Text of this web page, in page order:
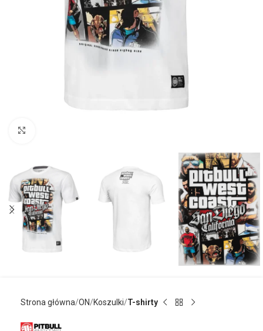
Strona główna ON Koszulki T-shirty